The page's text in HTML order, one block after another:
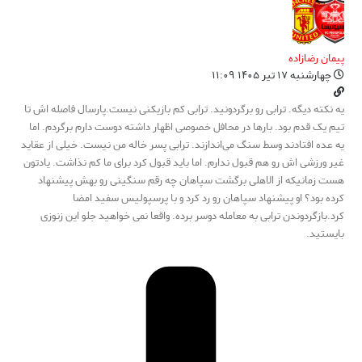
پیمان رضازاده
چهارشنبه ۱۷ تیر ۱۴۰۵ ۱۱:۰۹
یه نکته دیگه. ترابی رو برگردونید. ترابی کم بازیکنی نیست.پارسال فاصله اش تا
تیم یک قدم بود. بارها در محافل خصوصی اظهار داشته دوست دارم برگردم. اما
یه عده افتادند وسط سنگ می‌اندازند. ترابی پسر خاله من نیست. خیلی از عقاید
غیر ورزشی اش رو هم قبول ندارم. اما باید قبول کرد برای ما کم نذاشت. یادتون
هست زمانیکه از الاهلی برگشت سپاهان چه رقم سنگینی رو بهش پیشنهاد
کرده بود؟ او پیشنهاد سپاهان رو رد کرد و با پرسپولیس سفید امضا
کرد.بازگردوندن ترابی به معامله دوسر برده. واقعا نمی خواهید جلو این زنوزی
بایستید.